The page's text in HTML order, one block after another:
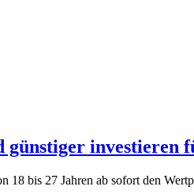
günstiger investieren
bis 27 Jahren ab sofort den